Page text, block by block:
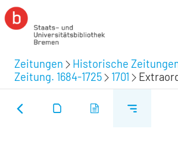
Zeitungen Historische
Zeitung. 1684-1725
1701